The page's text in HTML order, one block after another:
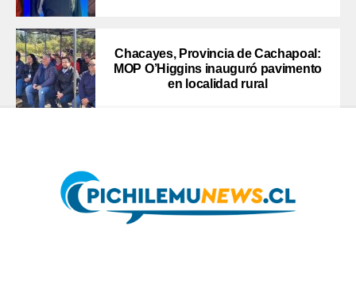
Chacayes, Provincia de Cachapoal:
MOP O’Higgins inauguró pavimento
en localidad rural